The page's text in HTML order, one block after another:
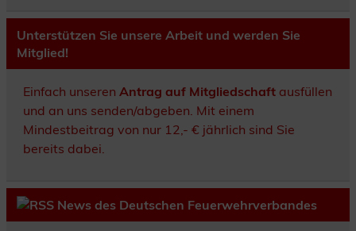
Unterstützen Sie unsere Arbeit und werden Sie
Mitglied!
Einfach unseren Antrag auf Mitgliedschaftausfüllen
und an uns senden/abgeben. Mit einem
Mindestbeitrag von nur 12,- € jährlich sind Sie
bereits dabei.
News des Deutschen Feuerwehrverbandes